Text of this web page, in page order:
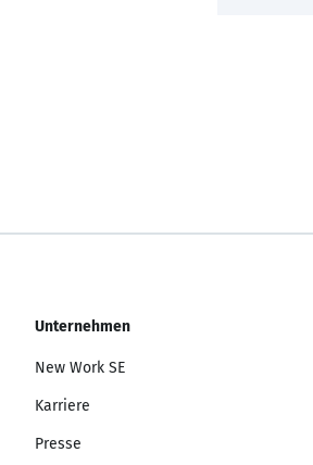
Unternehmen
New Work SE
Karriere
Presse